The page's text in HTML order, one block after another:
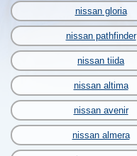
nissan gloria
nissan pathfinder
nissan tiida
nissan altima
nissan avenir
nissan almera